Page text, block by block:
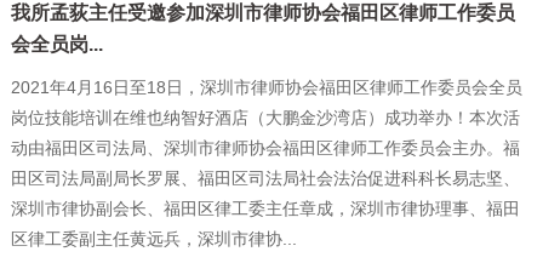
我所孟荻主任受邀参加深圳市律师协会福田区律师工作委员
会全员岗...
2021年4月16日至18日，深圳市律师协会福田区律师工作委员会全员
岗位技能培训在维也纳智好酒店（大鹏金沙湾店）成功举办！本次活
动由福田区司法局、深圳市律师协会福田区律师工作委员会主办。福
田区司法局副局长罗展、福田区司法局社会法治促进科科长易志坚、
深圳市律协副会长、福田区律工委主任章成，深圳市律协理事、福田
区律工委副主任黄远兵，深圳市律协...